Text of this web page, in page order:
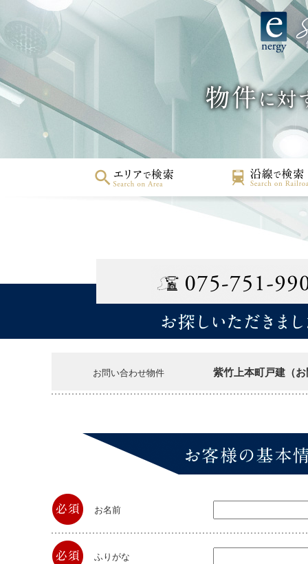
お問い合わせ物件 紫竹上本町戸建（
お名前
ふりがな